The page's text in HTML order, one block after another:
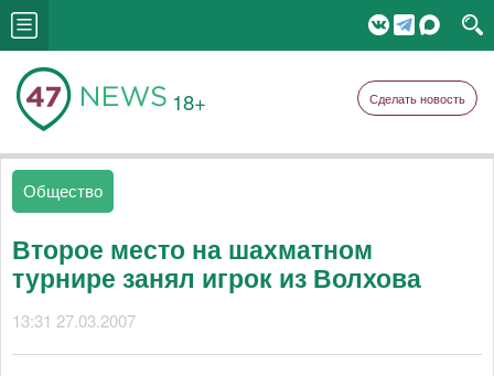
18+ Сделать новость
Общество
Второе место на шахматном
турнире занял игрок из Волхова
13:31 27.03.2007